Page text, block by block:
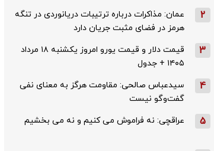
2
عمان: مذاکرات درباره ترتیبات دریانوردی در تنگه
هرمز در فضای مثبت جریان دارد
3
قیمت دلار و قیمت یورو امروز یکشنبه ۱۸ مرداد
۱۴۰۵ + جدول
4
سیدعباس صالحی: مقاومت هرگز به معنای نفی
گفت‌وگو نیست
5 عراقچی: نه فراموش می کنیم و نه می بخشیم